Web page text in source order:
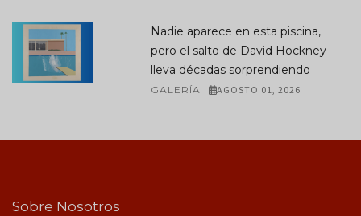
Nadie aparece en esta piscina,
pero el salto de David Hockney
lleva décadas sorprendiendo
GALERÍA AGOSTO 01, 2026
Sobre Nosotros